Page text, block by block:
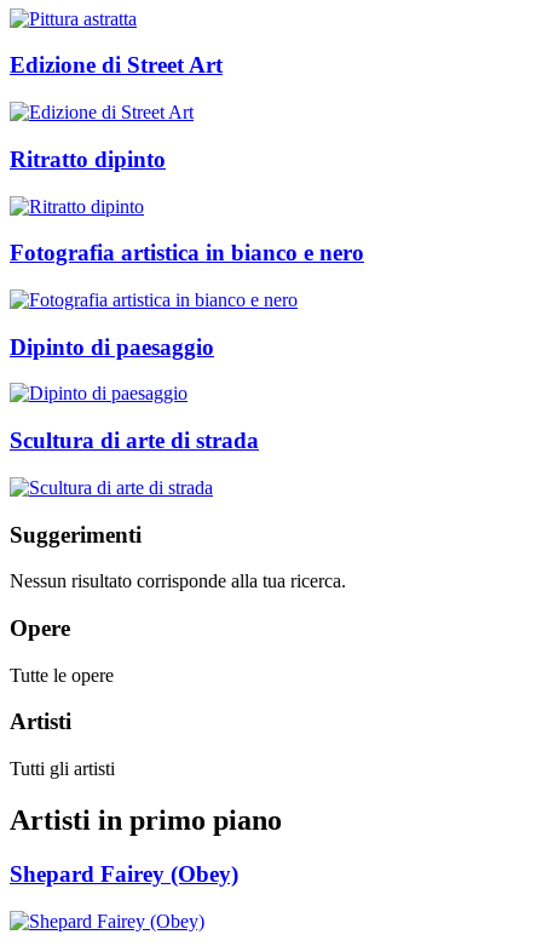
Edizione di Street Art
Ritratto dipinto
Fotografia artistica in bianco e nero
Dipinto di paesaggio
Scultura di arte di strada
Suggerimenti
Nessun risultato corrisponde alla tua ricerca.
Opere
Tutte le opere
Artisti
Tutti gli artisti
Artisti in primo piano
Shepard Fairey (Obey)